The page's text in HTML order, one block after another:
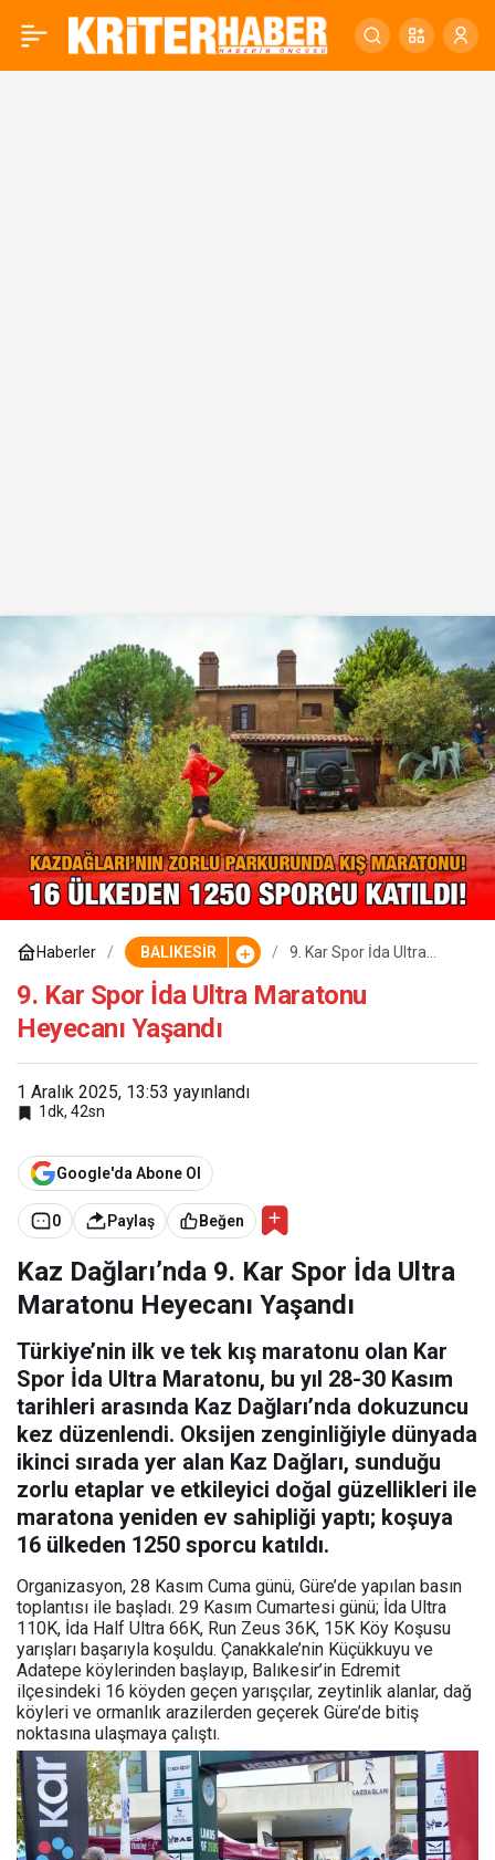
Haberler BALIKESİR
9. Kar Spor İda Ultra
Yaşandı
9. Kar Spor İda Ultra Maratonu
Heyecanı Yaşandı
1 Aralık 2025, 13:53 yayınlandı
1dk, 42sn
Google'da Abone Ol
0 Paylaş Beğen
Kaz Dağları’nda 9. Kar Spor İda Ultra
Maratonu Heyecanı Yaşandı
Türkiye’nin ilk ve tek kış maratonu olan Kar
Spor İda Ultra Maratonu, bu yıl 28-30 Kasım
tarihleri arasında Kaz Dağları’nda dokuzuncu
kez düzenlendi. Oksijen zenginliğiyle dünyada
ikinci sırada yer alan Kaz Dağları, sunduğu
zorlu etaplar ve etkileyici doğal güzellikleri ile
maratona yeniden ev sahipliği yaptı; koşuya
16 ülkeden 1250 sporcu katıldı.
Organizasyon, 28 Kasım Cuma günü, Güre’de yapılan basın
toplantısı ile başladı. 29 Kasım Cumartesi günü; İda Ultra
110K, İda Half Ultra 66K, Run Zeus 36K, 15K Köy Koşusu
yarışları başarıyla koşuldu. Çanakkale’nin Küçükkuyu ve
Adatepe köylerinden başlayıp, Balıkesir’in Edremit
ilçesindeki 16 köyden geçen yarışçılar, zeytinlik alanlar, dağ
köyleri ve ormanlık arazilerden geçerek Güre’de bitiş
noktasına ulaşmaya çalıştı.
9. Kar Spor İda Ultra 0